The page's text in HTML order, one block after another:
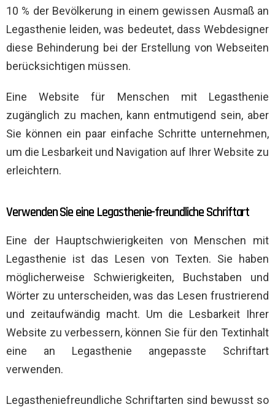
10 % der Bevölkerung in einem gewissen Ausmaß an
Legasthenie leiden, was bedeutet, dass Webdesigner
diese Behinderung bei der Erstellung von Webseiten
berücksichtigen müssen.
Eine Website für Menschen mit Legasthenie
zugänglich zu machen, kann entmutigend sein, aber
Sie können ein paar einfache Schritte unternehmen,
um die Lesbarkeit und Navigation auf Ihrer Website zu
erleichtern.
Verwenden Sie eine Legasthenie-freundliche Schriftart
Eine der Hauptschwierigkeiten von Menschen mit
Legasthenie ist das Lesen von Texten. Sie haben
möglicherweise Schwierigkeiten, Buchstaben und
Wörter zu unterscheiden, was das Lesen frustrierend
und zeitaufwändig macht. Um die Lesbarkeit Ihrer
Website zu verbessern, können Sie für den Textinhalt
eine an Legasthenie angepasste Schriftart
verwenden.
Legastheniefreundliche Schriftarten sind bewusst so